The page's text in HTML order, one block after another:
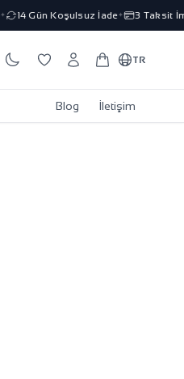
14 Gün Koşulsuz İade✦ 3 Taksit
TR
Blog İletişim